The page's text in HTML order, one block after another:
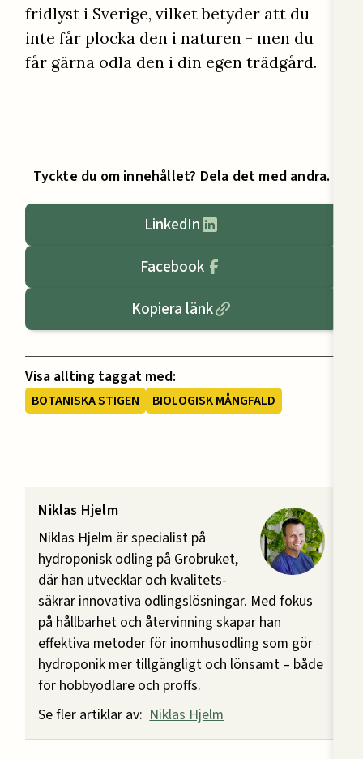
fridlyst i Sverige, vilket betyder att du
inte får plocka den i naturen - men du
får gärna odla den i din egen trädgård.
Tyckte du om innehållet? Dela det med andra.
LinkedIn
Facebook
Kopiera länk
Visa allting taggat med:
BOTANISKA STIGEN BIOLOGISK MÅNGFALD
Niklas Hjelm
Niklas Hjelm är specialist på
hydroponisk odling på Grobruket,
där han utvecklar och kvalitets-
säkrar innovativa odlingslösningar. Med fokus
på hållbarhet och återvinning skapar han
effektiva metoder för inomhusodling som gör
hydroponik mer tillgängligt och lönsamt – både
för hobbyodlare och proffs.
Se fler artiklar av: Niklas Hjelm